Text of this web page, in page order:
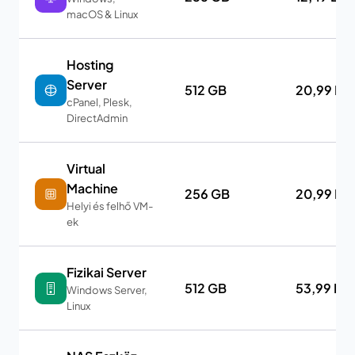
macOS & Linux
Hosting
Server
cPanel, Plesk,
DirectAdmin
512 GB 20,99
Virtual
Machine
Helyi és felhő VM-
ek
256 GB 20,99
Fizikai Server
Windows Server,
Linux
512 GB 53,99